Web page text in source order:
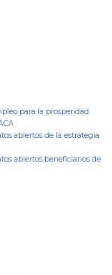
para la prosperidad
abiertos de la estrategia
abiertos beneficiarios de